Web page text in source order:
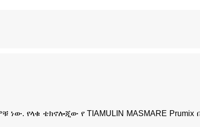
ነው. የላቁ ቴክኖሎጂው የ TIAMULIN MASMARE